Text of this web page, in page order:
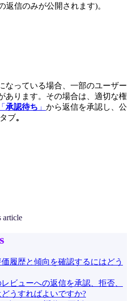
返信のみが公開されます)。
なっている場合、一部のユーザー
あります。その場合は、適切な権
「 承認待ち 」 から返信を承認し、公
タブ。
article
履歴と傾向を確認するにはどう
ビューへの返信を承認、拒否、
うすればよいですか?